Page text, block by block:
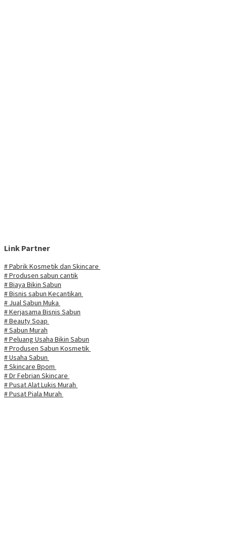
Link Partner
# Pabrik Kosmetik dan Skincare
# Produsen sabun cantik
# Biaya Bikin Sabun
# Bisnis sabun Kecantikan
# Jual Sabun Muka
# Kerjasama Bisnis Sabun
# Beauty Soap
# Sabun Murah
# Peluang Usaha Bikin Sabun
# Produsen Sabun Kosmetik
# Usaha Sabun
# Skincare Bpom
# Dr Febrian Skincare
# Pusat Alat Lukis Murah
# Pusat Piala Murah